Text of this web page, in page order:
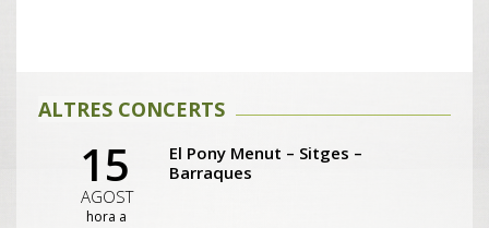
ALTRES CONCERTS
15
AGOST
hora a
El Pony Menut – Sitges –
Barraques